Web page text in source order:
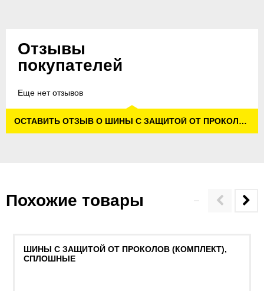
Отзывы
покупателей
Еще нет отзывов
ОСТАВИТЬ ОТЗЫВ О ШИНЫ С ЗАЩИТОЙ ОТ ПРОКОЛОВ (КОМПЛЕКТ), СПЛОШНЫЕ, ДЛЯ KM 170/600 R
Похожие товары
ШИНЫ С ЗАЩИТОЙ ОТ ПРОКОЛОВ (КОМПЛЕКТ),
СПЛОШНЫЕ